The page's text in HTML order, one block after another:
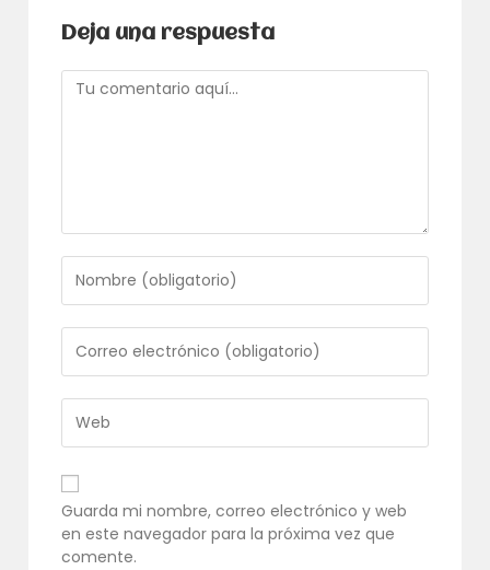
Deja una respuesta
Comentario
tu
nombre
o
nombre
de
usuario
para
comentar
tu
dirección
de
correo
electrónico
para
comentar
URL
de
tu
web
(opcional)
Guarda mi nombre, correo electrónico y web
en este navegador para la próxima vez que
comente.